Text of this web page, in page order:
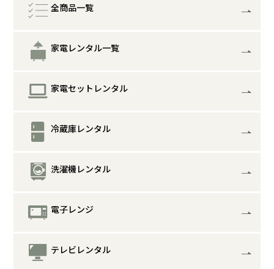
全商品一覧
家電レンタル一覧
家電セットレンタル
冷蔵庫レンタル
洗濯機レンタル
電子レンジ
テレビレンタル